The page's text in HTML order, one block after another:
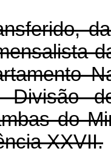
do
XXVII.